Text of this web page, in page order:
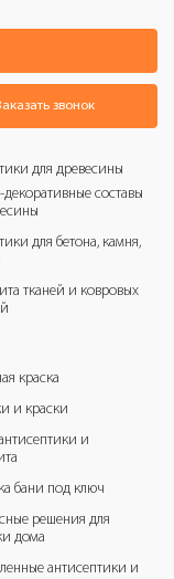
для древесины
составы
для бетона, камня,
тканей и ковровых
краска
и краски
и
бани под ключ
решения для
дома
антисептики и
звонок